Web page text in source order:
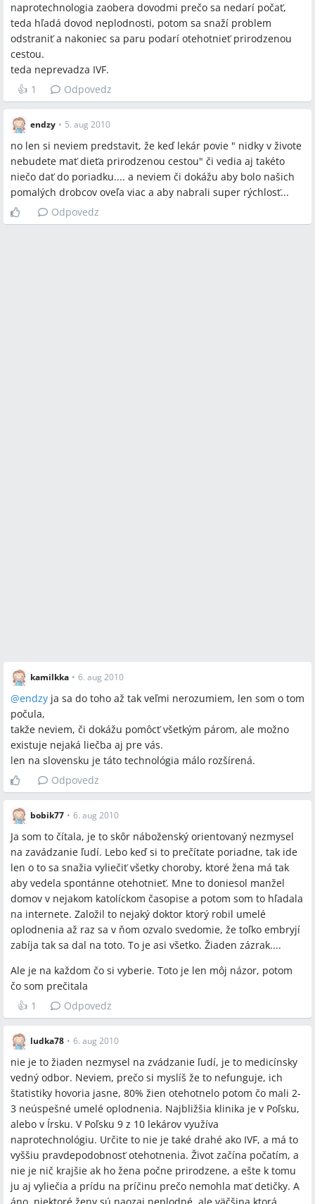
naprotechnologia zaobera dovodmi prečo sa nedarí počať,
teda hľadá dovod neplodnosti, potom sa snaží problem
odstraniť a nakoniec sa paru podarí otehotnieť prirodzenou
cestou.
teda neprevadza IVF.
👍 1 Odpovedz
endzy • 5. aug 2010
no len si neviem predstavit, že keď lekár povie " nidky v živote
nebudete mať dieťa prirodzenou cestou" či vedia aj takéto
niečo dať do poriadku.... a neviem či dokážu aby bolo našich
pomalých drobcov oveľa viac a aby nabrali super rýchlosť...
Odpovedz
kamilkka • 6. aug 2010
@endzy ja sa do toho až tak veľmi nerozumiem, len som o tom
počula,
takže neviem, či dokážu pomôcť všetkým párom, ale možno
existuje nejaká liečba aj pre vás.
len na slovensku je táto technológia málo rozšírená.
Odpovedz
bobik77 • 6. aug 2010
Ja som to čítala, je to skôr náboženský orientovaný nezmysel
na zavádzanie ľudí. Lebo keď si to prečítate poriadne, tak ide
len o to sa snažia vyliečiť všetky choroby, ktoré žena má tak
aby vedela spontánne otehotnieť. Mne to doniesol manžel
domov v nejakom katolíckom časopise a potom som to hľadala
na internete. Založil to nejaký doktor ktorý robil umelé
oplodnenia až raz sa v ňom ozvalo svedomie, že toľko embryjí
zabíja tak sa dal na toto. To je asi všetko. Žiaden zázrak....
Ale je na každom čo si vyberie. Toto je len môj názor, potom
čo som prečitala
👍 1 Odpovedz
ludka78 • 6. aug 2010
nie je to žiaden nezmysel na zvádzanie ľudí, je to medicínsky
vedný odbor. Neviem, prečo si myslíš že to nefunguje, ich
štatistiky hovoria jasne, 80% žien otehotnelo potom čo mali 2-
3 neúspešné umelé oplodnenia. Najbližšia klinika je v Poľsku,
alebo v Írsku. V Poľsku 9 z 10 lekárov využíva
naprotechnológiu. Určite to nie je také drahé ako IVF, a má to
vyššiu pravdepodobnosť otehotnenia. Život začína počatím, a
nie je nič krajšie ak ho žena počne prirodzene, a ešte k tomu
ju aj vyliečia a prídu na príčinu prečo nemohla mať detičky. A